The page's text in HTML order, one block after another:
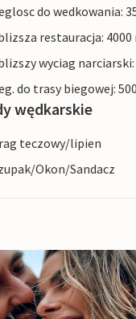
do wedkowania:
restauracja: 4000
wyciag narciarski:
do trasy biegowej:
wędkarskie
teczowy/lipien
Okon/Sandacz